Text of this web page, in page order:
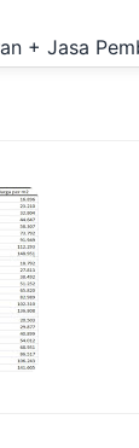
+ Jasa